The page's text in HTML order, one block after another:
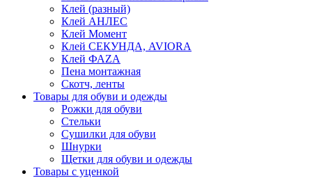
Клей (разный)
Клей АНЛЕС
Клей Момент
Клей СЕКУНДА, AVIORA
Клей ФАZА
Пена монтажная
Скотч, ленты
Товары для обуви и одежды
Рожки для обуви
Стельки
Сушилки для обуви
Шнурки
Щетки для обуви и одежды
Товары с уценкой